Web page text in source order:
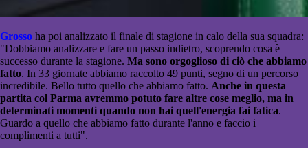
Grosso ha poi analizzato il finale di stagione in calo della sua squadra:
"Dobbiamo analizzare e fare un passo indietro, scoprendo cosa è
successo durante la stagione. Ma sono orgoglioso di ciò che abbiamo
fatto. In 33 giornate abbiamo raccolto 49 punti, segno di un percorso
incredibile. Bello tutto quello che abbiamo fatto. Anche in questa
partita col Parma avremmo potuto fare altre cose meglio, ma in
determinati momenti quando non hai quell'energia fai fatica.
Guardo a quello che abbiamo fatto durante l'anno e faccio i
complimenti a tutti".